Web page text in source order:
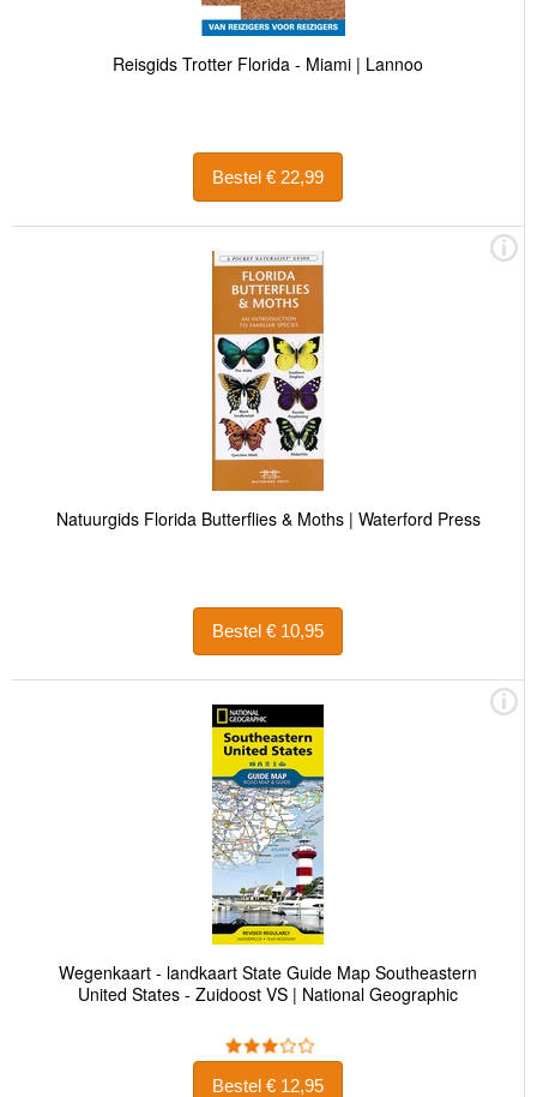
Reisgids Trotter Florida - Miami | Lannoo
Bestel € 22,99
Natuurgids Florida Butterflies & Moths | Waterford Press
Bestel € 10,95
Wegenkaart - landkaart State Guide Map Southeastern
United States - Zuidoost VS | National Geographic
Bestel € 12,95